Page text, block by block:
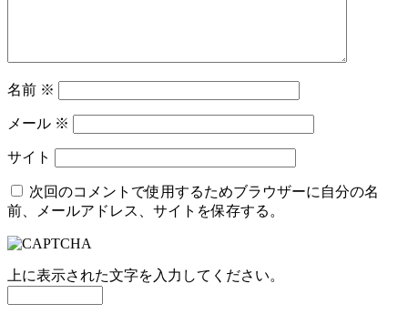
名前 ※
メール ※
サイト
次回のコメントで使用するためブラウザーに自分の名
前、メールアドレス、サイトを保存する。
上に表示された文字を入力してください。